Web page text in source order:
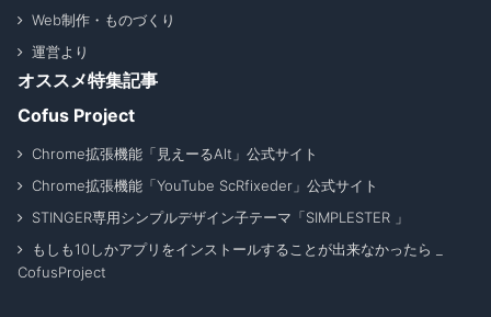
Web制作・ものづくり
運営より
オススメ特集記事
Cofus Project
Chrome拡張機能「見えーるAlt」公式サイト
Chrome拡張機能「YouTube ScRfixeder」公式サイト
STINGER専用シンプルデザイン子テーマ「SIMPLESTER 」
もしも10しかアプリをインストールすることが出来なかったら _
CofusProject